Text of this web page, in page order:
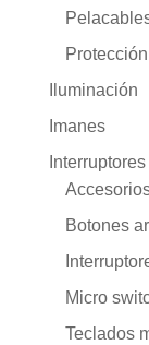
Iluminación
Imanes
Interruptores
Botones
Micro
Teclados